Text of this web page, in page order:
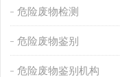
危险废物检测
危险废物鉴别
危险废物鉴别机构